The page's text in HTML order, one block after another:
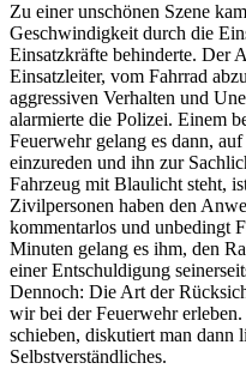
Zu einer unschönen Szene
Geschwindigkeit durch die
Einsatzkräfte behinderte. Der
Einsatzleiter, vom Fahrrad
aggressiven Verhalten und
alarmierte die Polizei. Einem
Feuerwehr gelang es dann,
einzureden und ihn zur
Fahrzeug mit Blaulicht steht,
Zivilpersonen haben den
kommentarlos und unbedingt
Minuten gelang es ihm, den
einer Entschuldigung
Dennoch: Die Art der
wir bei der Feuerwehr
schieben, diskutiert man dann
Selbstverständliches.